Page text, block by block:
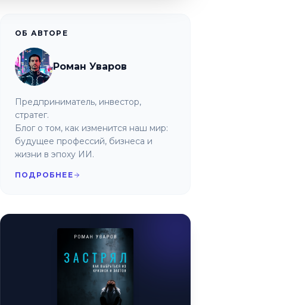
ОБ АВТОРЕ
Роман Уваров
Предприниматель, инвестор,
стратег.
Блог о том, как изменится наш мир:
будущее профессий, бизнеса и
жизни в эпоху ИИ.
ПОДРОБНЕЕ